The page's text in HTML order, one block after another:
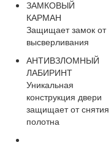
ЗАМКОВЫЙ
КАРМАН
Защищает замок от
высверливания
АНТИВЗЛОМНЫЙ
ЛАБИРИНТ
Уникальная
конструкция двери
защищает от снятия
полотна